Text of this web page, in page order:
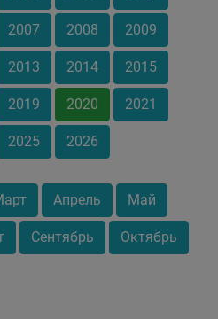
2007 2008 2009
2013 2014 2015
2019 2020 2021
2025 2026
Апрель Май
Сентябрь Октябрь